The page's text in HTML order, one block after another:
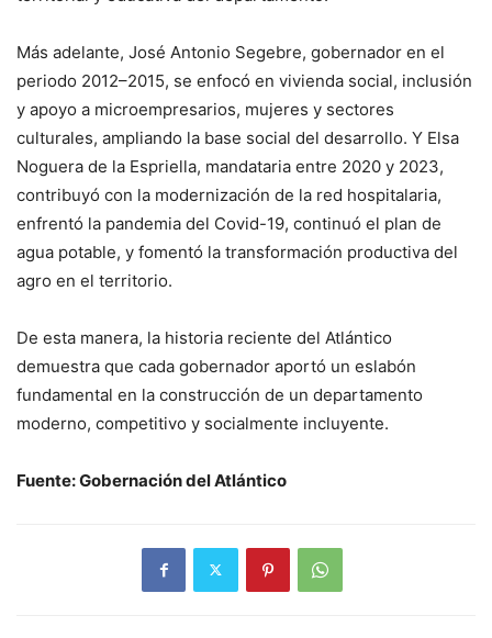
Más adelante, José Antonio Segebre, gobernador en el
periodo 2012–2015, se enfocó en vivienda social, inclusión
y apoyo a microempresarios, mujeres y sectores
culturales, ampliando la base social del desarrollo. Y Elsa
Noguera de la Espriella, mandataria entre 2020 y 2023,
contribuyó con la modernización de la red hospitalaria,
enfrentó la pandemia del Covid-19, continuó el plan de
agua potable, y fomentó la transformación productiva del
agro en el territorio.
De esta manera, la historia reciente del Atlántico
demuestra que cada gobernador aportó un eslabón
fundamental en la construcción de un departamento
moderno, competitivo y socialmente incluyente.
Fuente: Gobernación del Atlántico